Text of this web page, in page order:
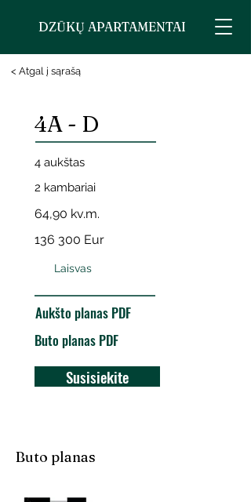
DZŪKŲ APARTAMENTAI
< Atgal į sąrašą
4A - D
4 aukštas
2 kambariai
64,90 kv.m.
136 300 Eur
Laisvas
Aukšto planas PDF
Buto planas PDF
Susisiekite
Buto planas